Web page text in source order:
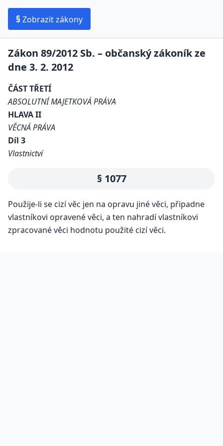
§ Zobrazit zákony
Zákon 89/2012 Sb. – občanský zákoník ze
dne 3. 2. 2012
ČÁST TŘETÍ
ABSOLUTNÍ MAJETKOVÁ PRÁVA
HLAVA II
VĚCNÁ PRÁVA
Díl 3
Vlastnictví
§ 1077
Použije-li se cizí věc jen na opravu jiné věci, připadne
vlastníkovi opravené věci, a ten nahradí vlastníkovi
zpracované věci hodnotu použité cizí věci.